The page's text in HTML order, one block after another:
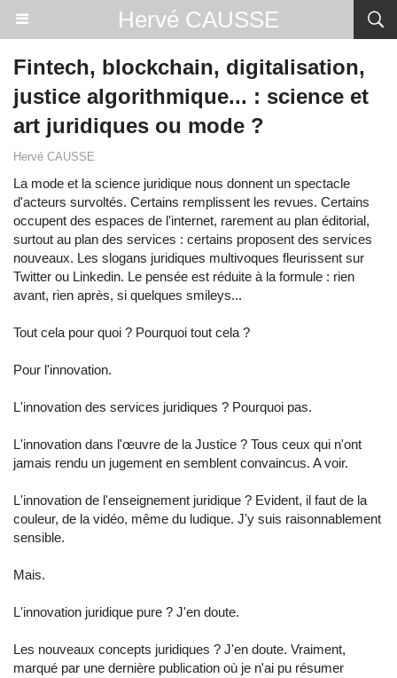
Hervé CAUSSE
Fintech, blockchain, digitalisation,
justice algorithmique... : science et
art juridiques ou mode ?
Hervé CAUSSE
La mode et la science juridique nous donnent un spectacle
d'acteurs survoltés. Certains remplissent les revues. Certains
occupent des espaces de l'internet, rarement au plan éditorial,
surtout au plan des services : certains proposent des services
nouveaux. Les slogans juridiques multivoques fleurissent sur
Twitter ou Linkedin. Le pensée est réduite à la formule : rien
avant, rien après, si quelques smileys...
Tout cela pour quoi ? Pourquoi tout cela ?
Pour l'innovation.
L'innovation des services juridiques ? Pourquoi pas.
L'innovation dans l'œuvre de la Justice ? Tous ceux qui n'ont
jamais rendu un jugement en semblent convaincus. A voir.
L'innovation de l'enseignement juridique ? Evident, il faut de la
couleur, de la vidéo, même du ludique. J'y suis raisonnablement
sensible.
Mais.
L'innovation juridique pure ? J'en doute.
Les nouveaux concepts juridiques ? J'en doute. Vraiment,
marqué par une dernière publication où je n'ai pu résumer